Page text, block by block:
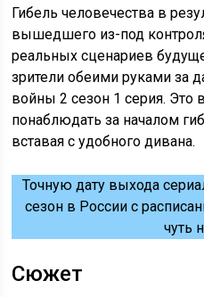
Гибель человечества в
вышедшего из-под
реальных сценариев
зрители обеими руками за
войны 2 сезон 1 серия. Это
понаблюдать за началом
вставая с удобного дивана.
Точную дату выхода
сезон в России с
чуть
Сюжет